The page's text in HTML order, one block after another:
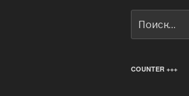
COUNTER +++